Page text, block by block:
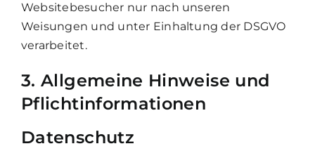
Websitebesucher nur nach unseren
Weisungen und unter Einhaltung der DSGVO
verarbeitet.
3. Allgemeine Hinweise und
Pflicht­informationen
Datenschutz